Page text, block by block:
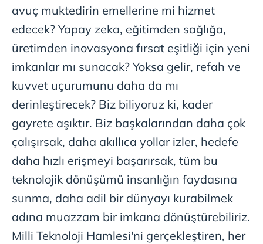
avuç muktedirin emellerine mi hizmet
edecek? Yapay zeka, eğitimden sağlığa,
üretimden inovasyona fırsat eşitliği için yeni
imkanlar mı sunacak? Yoksa gelir, refah ve
kuvvet uçurumunu daha da mı
derinleştirecek? Biz biliyoruz ki, kader
gayrete aşıktır. Biz başkalarından daha çok
çalışırsak, daha akıllıca yollar izler, hedefe
daha hızlı erişmeyi başarırsak, tüm bu
teknolojik dönüşümü insanlığın faydasına
sunma, daha adil bir dünyayı kurabilmek
adına muazzam bir imkana dönüştürebiliriz.
Milli Teknoloji Hamlesi'ni gerçekleştiren, her